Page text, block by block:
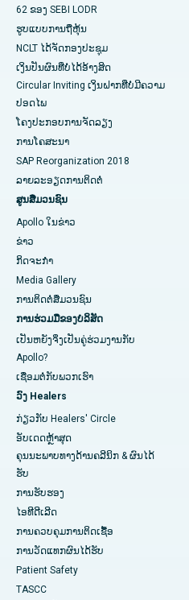
62 ຂອງ SEBI LODR
ຮູບແບບການຖືຫຸ້ນ
NCLT ໄດ້​ຈັດ​ກອງ​ປະ​ຊຸມ​
ເງິນປັນຜົນທີ່ບໍ່ໄດ້ອ້າງສິດ
Circular Inviting ເງິນຝາກທີ່ບໍ່ມີຄວາມ
ປອດໄພ
ໂຄງປະກອບການຈັດລຽງ
ການໂຄສະນາ
SAP Reorganization 2018
ລາຍລະອຽດການຕິດຕໍ່
ສູນສື່ມວນຊົນ
Apollo ໃນຂ່າວ
ຂ່າວ
ກິດຈະກໍາ
Media Gallery
ການ​ຕິດ​ຕໍ່​ສື່​ມວນ​ຊົນ​
ການຮ່ວມມືຂອງບໍລິສັດ
ເປັນຫຍັງຈິ່ງເປັນຄູ່ຮ່ວມງານກັບ
Apollo?
ເຊື່ອມຕໍ່ກັບພວກເຮົາ
ວົງ Healers
ກ່ຽວກັບ Healers' Circle
ອັບເດດຫຼ້າສຸດ
ຄຸນນະພາບທາງດ້ານຄລີນິກ & ຜົນໄດ້
ຮັບ
ການຮັບຮອງ
ໄອທີດີເລີດ
ການ​ຄວບ​ຄຸມ​ການ​ຕິດ​ເຊື້ອ​
ການວັດແທກຜົນໄດ້ຮັບ
Patient Safety
TASCC